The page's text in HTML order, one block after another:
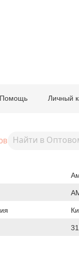
Помощь Личный
двухцв